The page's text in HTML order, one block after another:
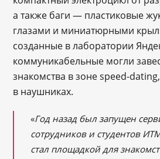
а также баги — пластиковые
глазами и миниатюрными
созданные в лаборатории
коммуникабельные могли
знакомства в зоне speed-
в наушниках.
«Год назад был запущен
сотрудников и студентов
стал площадкой для